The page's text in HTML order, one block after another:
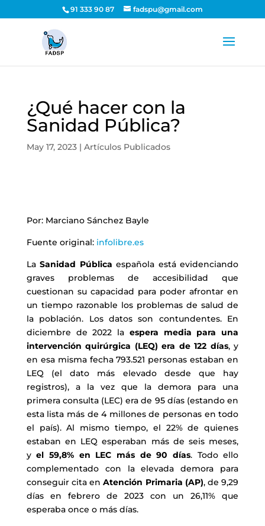
91 333 90 87 fadspu@gmail.com
¿Qué hacer con la
Sanidad Pública?
May 17, 2023| Artículos Publicados
Por: Marciano Sánchez Bayle
Fuente original: infolibre.es
LaSanidad Pública española está evidenciando
graves problemas de accesibilidad que
cuestionan su capacidad para poder afrontar en
un tiempo razonable los problemas de salud de
la población. Los datos son contundentes. En
diciembre de 2022 la espera media para una
intervención quirúrgica (LEQ) era de 122 días, y
en esa misma fecha 793.521 personas estaban en
LEQ (el dato más elevado desde que hay
registros), a la vez que la demora para una
primera consulta (LEC) era de 95 días (estando en
esta lista más de 4 millones de personas en todo
el país). Al mismo tiempo, el 22% de quienes
estaban en LEQ esperaban más de seis meses,
yel 59,8% en LEC más de 90 días. Todo ello
complementado con la elevada demora para
conseguir cita en Atención Primaria (AP), de 9,29
días en febrero de 2023 con un 26,11% que
esperaba once o más días.